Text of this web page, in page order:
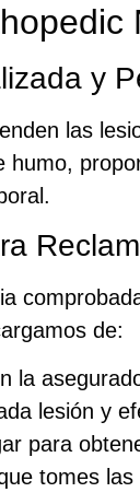
y
las
humo,
de:
la
lesión y
para
tomes